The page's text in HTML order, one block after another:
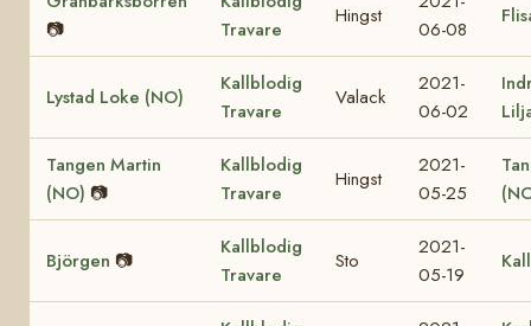
📷
Travare
Hingst
06-08
Lystad Loke (NO)
Kallblodig
Travare
Valack
2021-
06-02
Tangen Martin
(NO) 📷
Kallblodig
Travare
Hingst
2021-
05-25
Björgen 📷
Kallblodig
Travare
Sto
2021-
05-19